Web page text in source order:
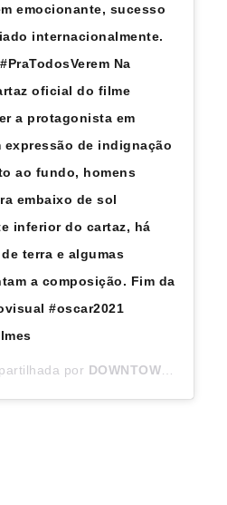
emocionante, sucesso
internacionalmente.
Na
oficial do filme
a protagonista em
de indignação
ao fundo, homens
embaixo de sol
inferior do cartaz, há
terra e algumas
a composição. Fim da
#oscar2021
por DOWNTOWN FILMES